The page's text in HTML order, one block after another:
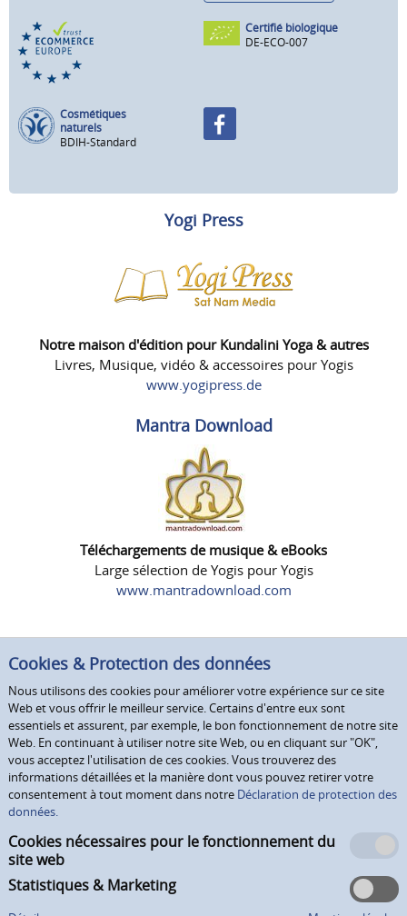
Certifié biologique
DE-ECO-007
Cosmétiques
naturels
BDIH-Standard
Yogi Press
Notre maison d'édition pour Kundalini Yoga & autres
Livres, Musique, vidéo & accessoires pour Yogis
www.yogipress.de
Mantra Download
Téléchargements de musique & eBooks
Large sélection de Yogis pour Yogis
www.mantradownload.com
Cookies & Protection des données
Nous utilisons des cookies pour améliorer votre expérience sur ce site
Web et vous offrir le meilleur service. Certains d'entre eux sont
essentiels et assurent, par exemple, le bon fonctionnement de notre site
Web. En continuant à utiliser notre site Web, ou en cliquant sur "OK",
vous acceptez l'utilisation de ces cookies. Vous trouverez des
informations détaillées et la manière dont vous pouvez retirer votre
consentement à tout moment dans notre Déclaration de protection des
données.
Cookies nécessaires pour le fonctionnement du
site web
Statistiques & Marketing